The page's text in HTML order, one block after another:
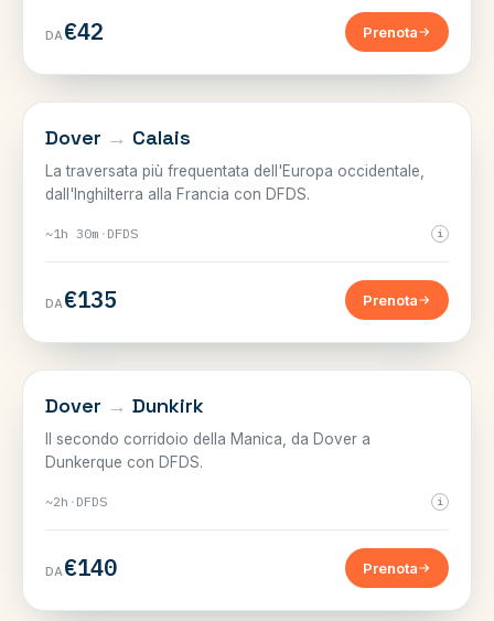
DA€42 Prenota
CANALE DELLA MANICA
Dover → Calais
La traversata più frequentata dell'Europa occidentale,
dall'Inghilterra alla Francia con DFDS.
~1h 30m · DFDS i
DA€135 Prenota
CANALE DELLA MANICA
Dover → Dunkirk
Il secondo corridoio della Manica, da Dover a
Dunkerque con DFDS.
~2h · DFDS i
DA€140 Prenota